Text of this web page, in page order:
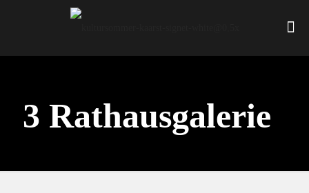
3 Rathausgalerie